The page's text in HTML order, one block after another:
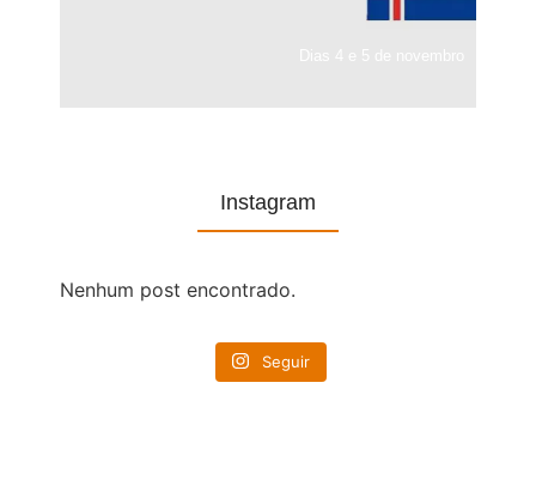
Instagram
Nenhum post encontrado.
Seguir